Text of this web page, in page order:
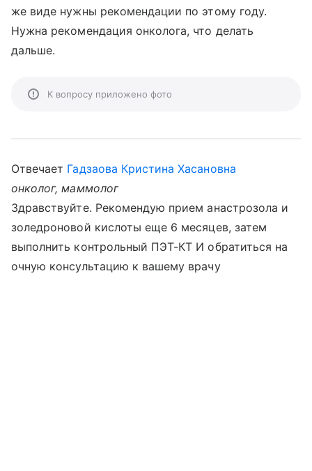
же виде нужны рекомендации по этому году.
Нужна рекомендация онколога, что делать
дальше.
К вопросу приложено фото
Отвечает Гадзаова Кристина Хасановна
онколог, маммолог
Здравствуйте. Рекомендую прием анастрозола и
золедроновой кислоты еще 6 месяцев, затем
выполнить контрольный ПЭТ-КТ И обратиться на
очную консультацию к вашему врачу